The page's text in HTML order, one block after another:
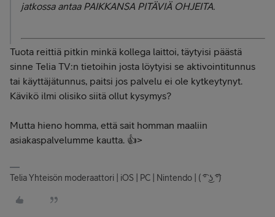
jatkossa antaa PAIKKANSA PITÄVIÄ OHJEITA.
Tuota reittiä pitkin minkä kollega laittoi, täytyisi päästä
sinne Telia TV:n tietoihin josta löytyisi se aktivointitunnus
tai käyttäjätunnus, paitsi jos palvelu ei ole kytkeytynyt.
Kävikö ilmi olisiko siitä ollut kysymys?
Mutta hieno homma, että sait homman maaliin
asiakaspalvelumme kautta. 👍>
Telia Yhteisön moderaattori | iOS | PC | Nintendo | ( ͡° ͜ʖ ͡°)